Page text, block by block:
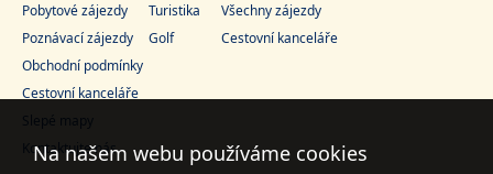
Pobytové zájezdy
Poznávací zájezdy
Turistika
Golf
Všechny zájezdy
Cestovní kanceláře
Obchodní podmínky
Cestovní kanceláře
Slepé mapy
Kontaktujte nás
Na našem webu používáme cookies